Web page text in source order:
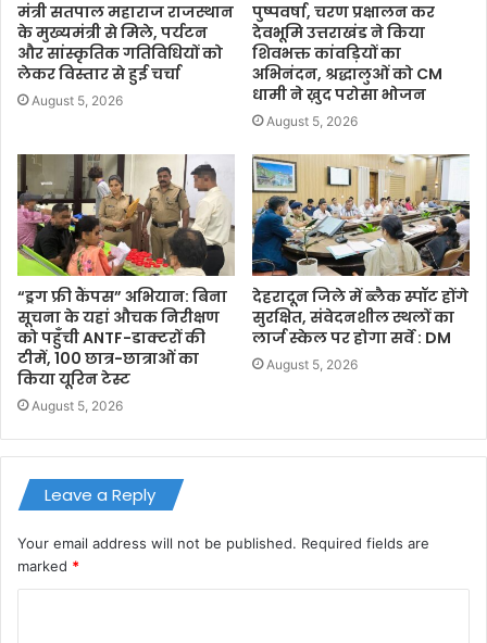
मंत्री सतपाल महाराज राजस्थान
के मुख्यमंत्री से मिले, पर्यटन
और सांस्कृतिक गतिविधियों को
लेकर विस्तार से हुई चर्चा
August 5, 2026
पुष्पवर्षा, चरण प्रक्षालन कर
देवभूमि उत्तराखंड ने किया
शिवभक्त कांवड़ियों का
अभिनंदन, श्रद्धालुओं को CM
धामी ने ख़ुद परोसा भोजन
August 5, 2026
“ड्रग फ्री कैंपस” अभियान: बिना
सूचना के यहां औचक निरीक्षण
को पहुँची ANTF-डाक्टरों की
टीमें, 100 छात्र-छात्राओं का
किया यूरिन टेस्ट
August 5, 2026
देहरादून जिले में ब्लैक स्पॉट होंगे
सुरक्षित, संवेदनशील स्थलों का
लार्ज स्केल पर होगा सर्वे : DM
August 5, 2026
Leave a Reply
Your email address will not be published. Required fields are
marked *